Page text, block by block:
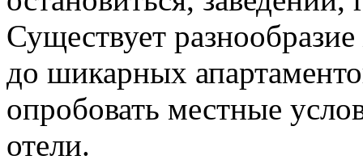
Существует
до шикарных
опробовать местные
отели.